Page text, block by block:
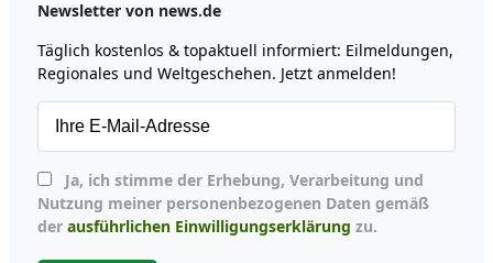
Newsletter von news.de
Täglich kostenlos & topaktuell informiert: Eilmeldungen,
Regionales und Weltgeschehen. Jetzt anmelden!
Nutzung meiner personenbezogenen Daten gemäß
der ausführlichen Einwilligungserklärung zu.